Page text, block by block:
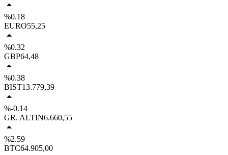
%0.18
EURO55,25
%0.32
GBP64,48
%0.38
BIST13.779,39
%-0.14
GR. ALTIN6.660,55
%2.59
BTC64.905,00